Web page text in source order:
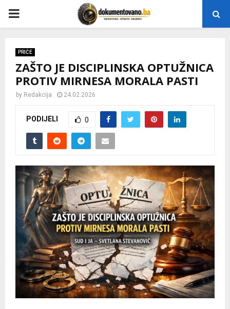
P
M
E
N
PRIČE
ZAŠTO JE DISCIPLINSKA OPTUŽNICA
PROTIV MIRNESA MORALA PASTI
by Redakcija 24.02.2026
PODIJELI 0